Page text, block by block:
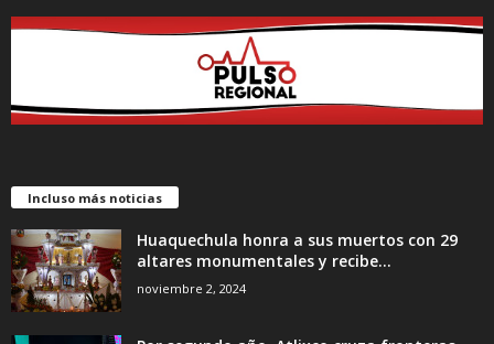
Incluso más noticias
Huaquechula honra a sus muertos con 29
altares monumentales y recibe...
noviembre 2, 2024